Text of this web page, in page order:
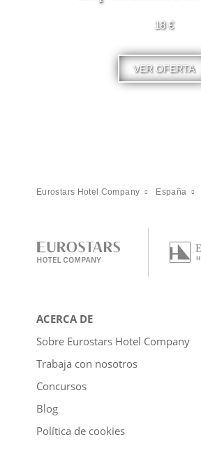
18 €
VER OFERTA
Eurostars Hotel Company España
ACERCA DE
Sobre Eurostars Hotel Company
Trabaja con nosotros
Concursos
Blog
Política de cookies